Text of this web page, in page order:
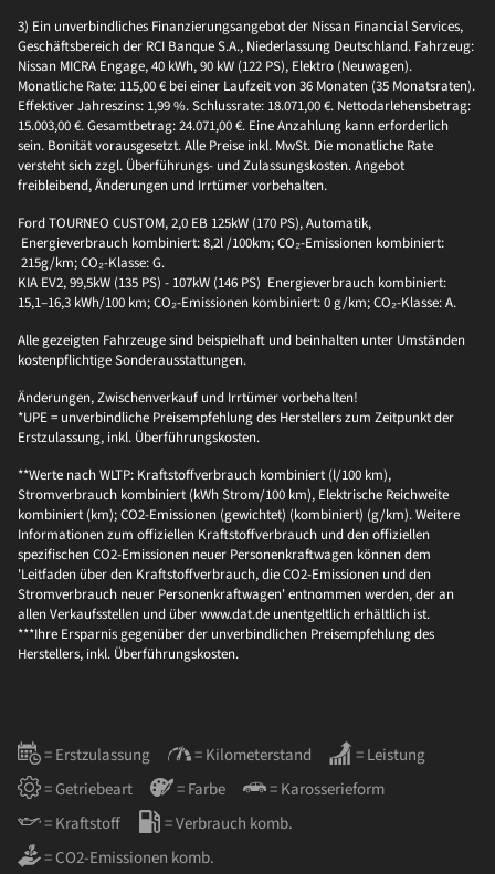
3) Ein unverbindliches Finanzierungsangebot der Nissan Financial Services,
Geschäftsbereich der RCI Banque S.A., Niederlassung Deutschland. Fahrzeug:
Nissan MICRA Engage, 40 kWh, 90 kW (122 PS), Elektro (Neuwagen).
Monatliche Rate: 115,00 € bei einer Laufzeit von 36 Monaten (35 Monatsraten).
Effektiver Jahreszins: 1,99 %. Schlussrate: 18.071,00 €. Nettodarlehensbetrag:
15.003,00 €. Gesamtbetrag: 24.071,00 €. Eine Anzahlung kann erforderlich
sein. Bonität vorausgesetzt. Alle Preise inkl. MwSt. Die monatliche Rate
versteht sich zzgl. Überführungs- und Zulassungskosten. Angebot
freibleibend, Änderungen und Irrtümer vorbehalten.
Ford TOURNEO CUSTOM, 2,0 EB 125kW (170 PS), Automatik,
Energieverbrauch kombiniert: 8,2l /100km; CO₂-Emissionen kombiniert:
215g/km; CO₂-Klasse: G.
KIA EV2, 99,5kW (135 PS) - 107kW (146 PS) Energieverbrauch kombiniert:
15,1–16,3 kWh/100 km; CO₂-Emissionen kombiniert: 0 g/km; CO₂-Klasse: A.
Alle gezeigten Fahrzeuge sind beispielhaft und beinhalten unter Umständen
kostenpflichtige Sonderausstattungen.
Änderungen, Zwischenverkauf und Irrtümer vorbehalten!
*UPE = unverbindliche Preisempfehlung des Herstellers zum Zeitpunkt der
Erstzulassung, inkl. Überführungskosten.
**Werte nach WLTP: Kraftstoffverbrauch kombiniert (l/100 km),
Stromverbrauch kombiniert (kWh Strom/100 km), Elektrische Reichweite
kombiniert (km); CO2-Emissionen (gewichtet) (kombiniert) (g/km). Weitere
Informationen zum offiziellen Kraftstoffverbrauch und den offiziellen
spezifischen CO2-Emissionen neuer Personenkraftwagen können dem
'Leitfaden über den Kraftstoffverbrauch, die CO2-Emissionen und den
Stromverbrauch neuer Personenkraftwagen' entnommen werden, der an
allen Verkaufsstellen und über www.dat.de unentgeltlich erhältlich ist.
***Ihre Ersparnis gegenüber der unverbindlichen Preisempfehlung des
Herstellers, inkl. Überführungskosten.
= Erstzulassung = Kilometerstand
= Leistung
= Getriebeart
= Farbe
= Karosserieform
= Kraftstoff
= Verbrauch komb.
= CO2-Emissionen komb.